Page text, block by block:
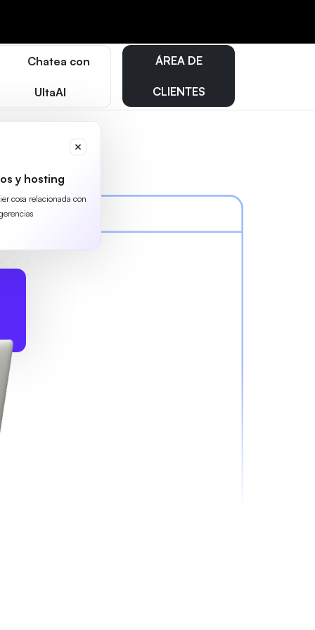
Chatea con
UltaAI
y hosting
cosa relacionada con
ÁREA DE
CLIENTES